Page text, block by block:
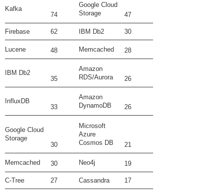
Kafka
74
Google Cloud
Storage
47
Firebase 62 IBM Db2 30
Lucene 48 Memcached 28
IBM Db2
35
Amazon
RDS/Aurora
26
InfluxDB
33
Amazon
DynamoDB
26
Google Cloud
Storage
30
Microsoft
Azure
Cosmos DB
21
Memcached 30 Neo4j 19
C-Tree 27 Cassandra 17